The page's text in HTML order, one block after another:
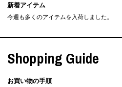
新着アイテム
今週も多くのアイテムを入荷しました。
Shopping Guide
お買い物の手順